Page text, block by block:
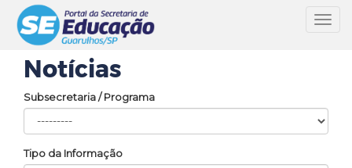
Notícias
Subsecretaria / Programa
Tipo da Informação